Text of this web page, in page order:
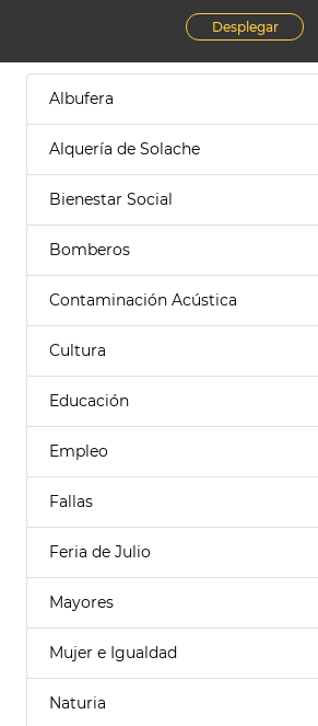
Desplegar
Albufera
Alquería de Solache
Bienestar Social
Bomberos
Contaminación Acústica
Cultura
Educación
Empleo
Fallas
Feria de Julio
Mayores
Mujer e Igualdad
Naturia